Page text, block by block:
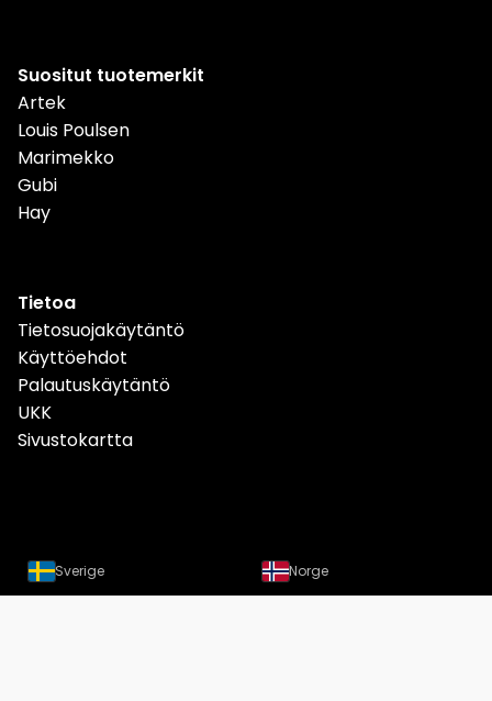
Suositut tuotemerkit
Artek
Louis Poulsen
Marimekko
Gubi
Hay
Tietoa
Tietosuojakäytäntö
Käyttöehdot
Palautuskäytäntö
UKK
Sivustokartta
Sverige Norge